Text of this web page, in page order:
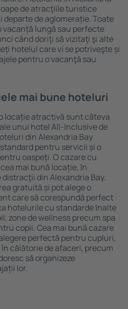
de atracţiile turistice
departe de aglomerație. Toate
lungă sau perfecte
când doriţi să vizitaţi şi alte
hotelul care vi se potriveşte și
pentru o vacanţă sau
mai bune hoteluri
locație atractivă sunt câteva
unui hotel All-Inclusive de
din Alexandria Bay
pentru servicii și o
oaspeți. O cazare cu
mai bună locație, ȋn
din Alexandria Bay.
gratuită și pot alege o
care să corespundă perfect
hotelurile cu standarde ȋnalte
zone de wellness precum spa
copii. Cea mai bună cazare
perfectă pentru cupluri,
călătorie de afaceri, precum
să organizeze
lor.